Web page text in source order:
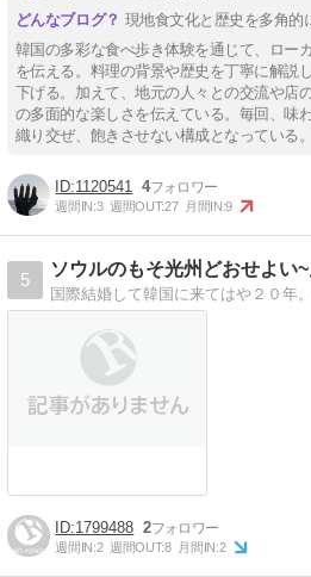
現地食文化と歴史を多角的
韓国の多彩な食べ歩き体験を通じて、ロー
を伝える。料理の背景や歴史を丁寧に解説
下げる。加えて、地元の人々との交流や店
の多面的な楽しさを伝えている。毎回、味
織り交ぜ、飽きさせない構成となっている。
1120541 4
週間IN:3 週間OUT:27 月間IN:9
5
ソウルのもそ光州どおせよい
1799488 2
週間IN:2 週間OUT:8 月間IN:2